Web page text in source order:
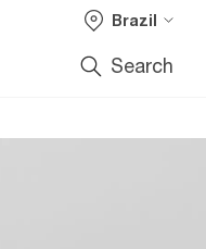
Brazil
Search